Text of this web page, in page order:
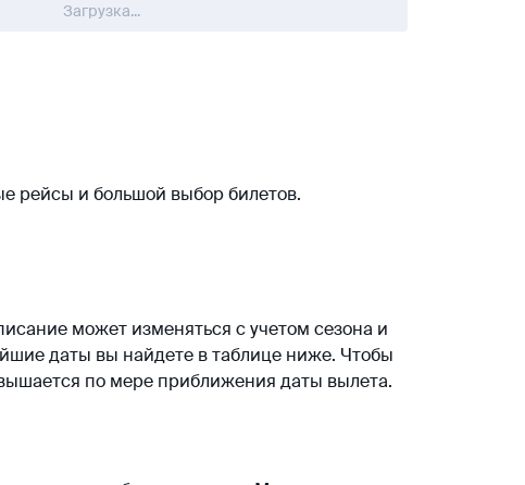
Загрузка...
рейсы и большой выбор билетов.
может изменяться с учетом сезона и
даты вы найдете в таблице ниже. Чтобы
по мере приближения даты вылета.